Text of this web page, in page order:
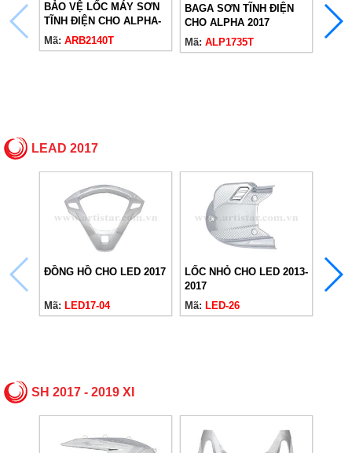
BẢO VỆ LỐC MÁY SƠN
TĨNH ĐIỆN CHO ALPHA-
RSX-BLADE
Mã: ARB2140T
BAGA SƠN TĨNH ĐIỆN
CHO ALPHA 2017
Mã: ALP1735T
BẢO
LEAD 2017
ĐỒNG HỒ CHO LED 2017
Mã: LED17-04
LỐC NHỎ CHO LED 2013-
2017
Mã: LED-26
2017
SH 2017 - 2019 XI